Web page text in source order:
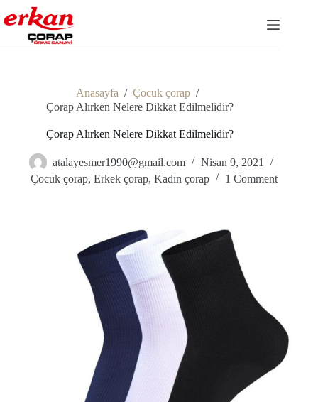
to
content
Anasayfa / Çocuk çorap /
Çorap Alırken Nelere Dikkat Edilmelidir?
Çorap Alırken Nelere Dikkat Edilmelidir?
atalayesmer1990@gmail.com
Nisan 9, 2021
Çocuk çorap,Erkek çorap,Kadın çorap 1 Comment